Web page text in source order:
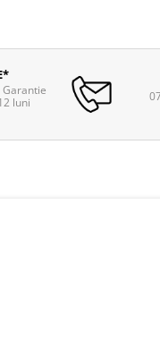
luni